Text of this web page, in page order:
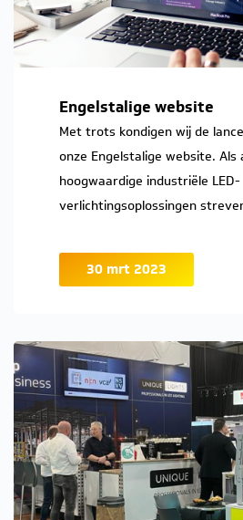
30 mrt 2023
Engelstalige website
Met trots kondigen wij de
onze Engelstalige website. Als
hoogwaardige industriële LED-
verlichtingsoplossingen